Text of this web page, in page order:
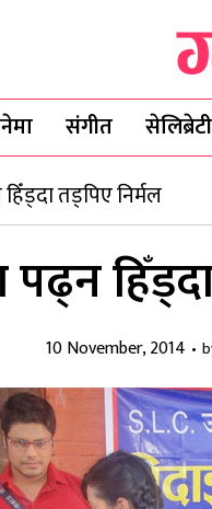
संगीत सेलिब्रेटी
तड्पिए निर्मल
पढ्न
10 November, 2014